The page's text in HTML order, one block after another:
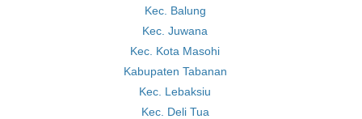
Kec. Balung
Kec. Juwana
Kec. Kota Masohi
Kabupaten Tabanan
Kec. Lebaksiu
Kec. Deli Tua